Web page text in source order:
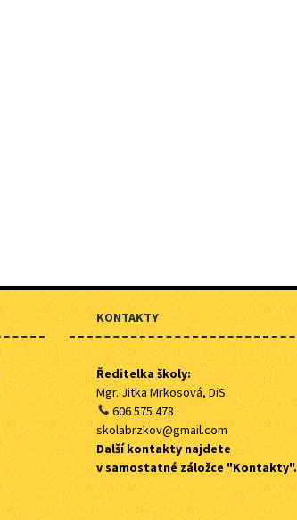
KONTAKTY
Ředitelka školy:
Mgr. Jitka Mrkosová, DiS.
606 575 478
skolabrzkov@gmail.com
Další kontakty najdete
v samostatné záložce "Kontakty".